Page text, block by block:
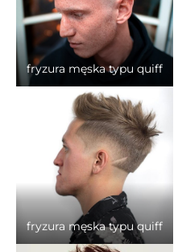
fryzura męska typu quiff
fryzura męska typu quiff